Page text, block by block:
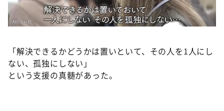
「解決できるかどうかは置いといて、その人を1人にし
ない、孤独にしない」
という支援の真髄があった。